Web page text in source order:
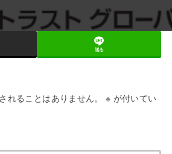
送る
れることはありません。 ※ が付いてい